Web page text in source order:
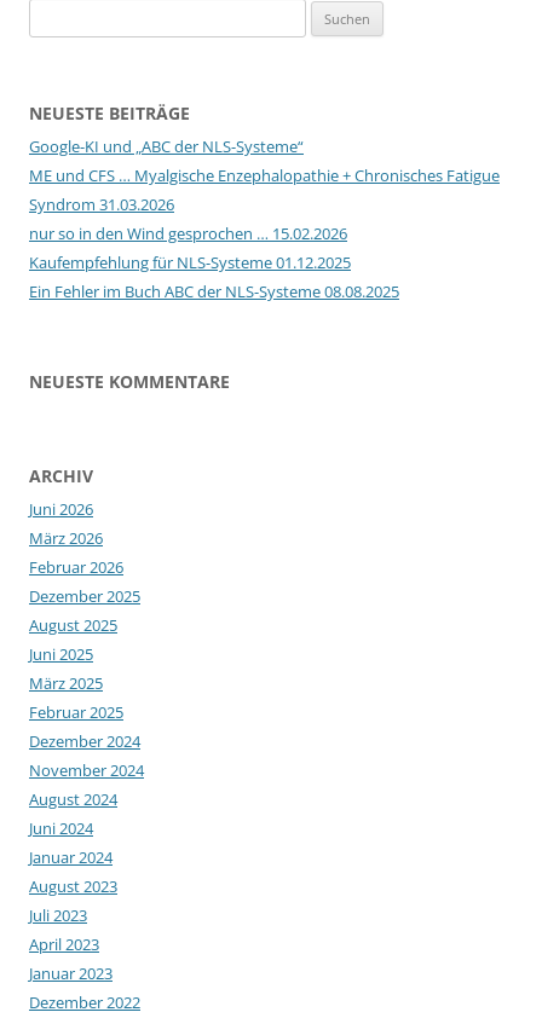
nach:
NEUESTE BEITRÄGE
Google-KI und „ABC der NLS-Systeme“
ME und CFS … Myalgische Enzephalopathie + Chronisches Fatigue
Syndrom 31.03.2026
nur so in den Wind gesprochen … 15.02.2026
Kaufempfehlung für NLS-Systeme 01.12.2025
Ein Fehler im Buch ABC der NLS-Systeme 08.08.2025
NEUESTE KOMMENTARE
ARCHIV
Juni 2026
März 2026
Februar 2026
Dezember 2025
August 2025
Juni 2025
März 2025
Februar 2025
Dezember 2024
November 2024
August 2024
Juni 2024
Januar 2024
August 2023
Juli 2023
April 2023
Januar 2023
Dezember 2022